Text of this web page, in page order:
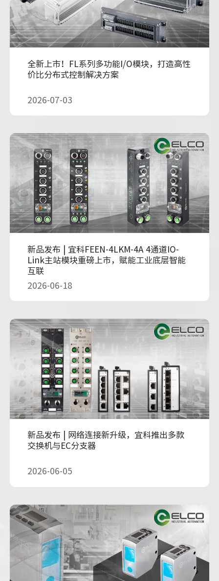
全新上市！FL系列多功能I/O模块，打造高性
价比分布式控制解决方案
2026-07-03
新品发布 | 宜科FEEN-4LKM-4A 4通道IO-
Link主站模块重磅上市，赋能工业底层智能
互联
2026-06-18
新品发布 | 网络连接新升级，宜科推出多款
交换机与EC分支器
2026-06-05